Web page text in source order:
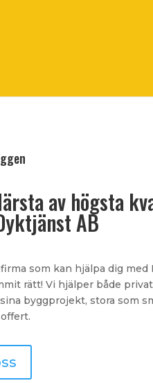
av högsta
AB
som kan hjälpa dig med
rätt! Vi hjälper både
byggprojekt, stora som